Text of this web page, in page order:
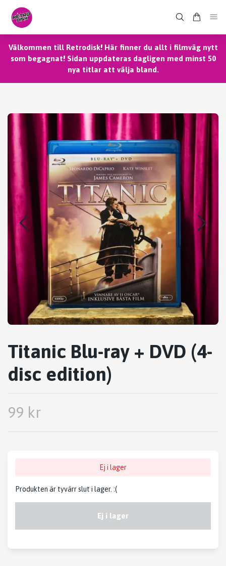
Välkommen till Retrodisk! Här finner du allt i filmväg nytt
som begagnat! Sidan uppdateras dagligen med minst 50
nya titlar att välja bland.
Titanic Blu-ray + DVD (4-
disc edition)
99 kr
Ej i lager
Produkten är tyvärr slut i lager. :(
Ej i lager